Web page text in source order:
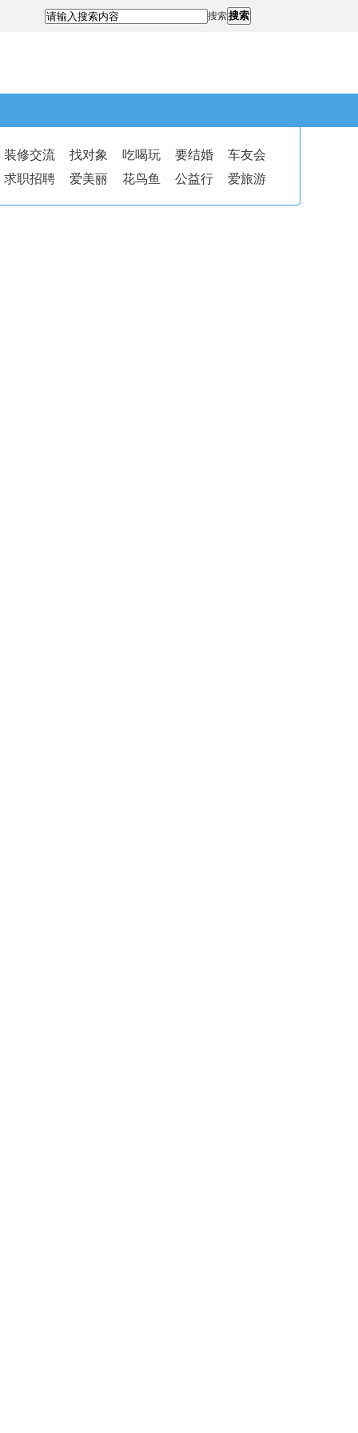
搜索搜索
装修交流 找对象 吃喝玩 要结婚
车友会
求职招聘 爱美丽 花鸟鱼 公益行 爱旅游